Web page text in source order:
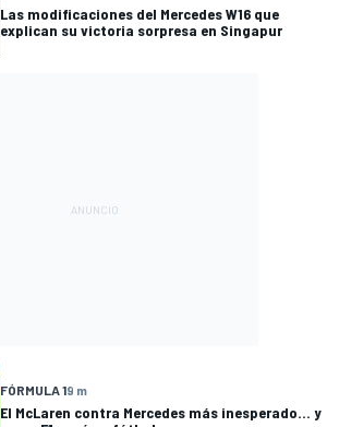
Las modificaciones del Mercedes W16 que
explican su victoria sorpresa en Singapur
FÓRMULA 19 m
El McLaren contra Mercedes más inesperado… y